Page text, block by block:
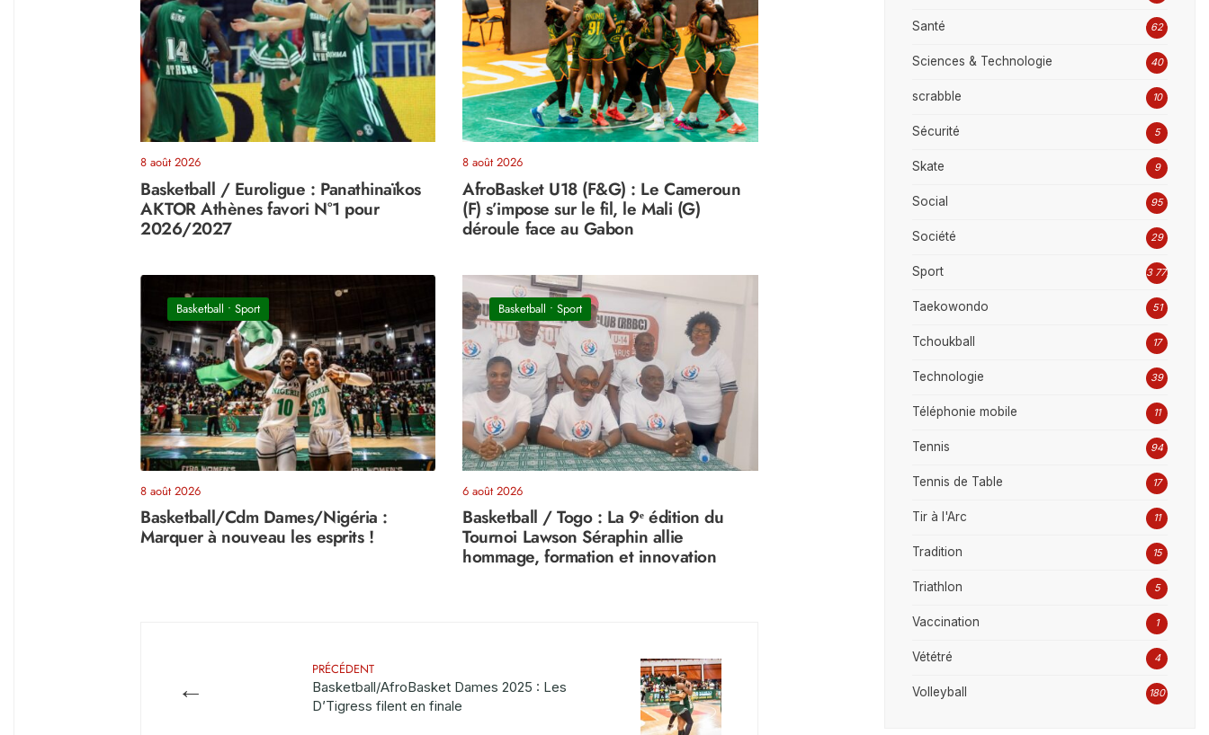
8 août 2026
Basketball / Euroligue : Panathinaïkos
AKTOR Athènes favori N°1 pour
2026/2027
8 août 2026
AfroBasket U18 (F&G) : Le Cameroun
(F) s’impose sur le fil, le Mali (G)
déroule face au Gabon
Basketball • Sport
8 août 2026
Basketball/Cdm Dames/Nigéria :
Marquer à nouveau les esprits !
Basketball •Sport
6 août 2026
Basketball / Togo : La 9ᵉ édition du
Tournoi Lawson Séraphin allie
hommage, formation et innovation
←
PRÉCÉDENT
Basketball/AfroBasket Dames 2025 : Les
D’Tigress filent en finale
Santé 62
Sciences & Technologie 40
scrabble 10
Sécurité 5
Skate 9
Social 95
Société 29
Sport 3 777
Taekowondo 51
Tchoukball 17
Technologie 39
Téléphonie mobile 11
Tennis 94
Tennis de Table 17
Tir à l'Arc 11
Tradition 15
Triathlon 5
Vaccination 1
Vététré 4
Volleyball 180